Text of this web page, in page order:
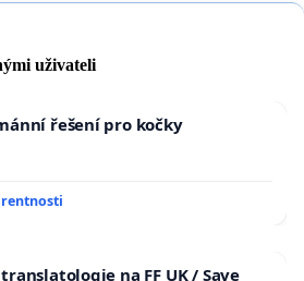
uživateli
řešení pro kočky
na FF UK / Save